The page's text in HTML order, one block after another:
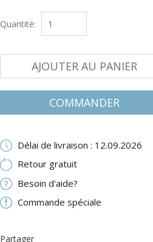
Quantité:
AJOUTER AU PANIER
COMMANDER
Délai de livraison : 12.09.2026
Retour gratuit
Besoin d'aide?
Commande spéciale
Partager